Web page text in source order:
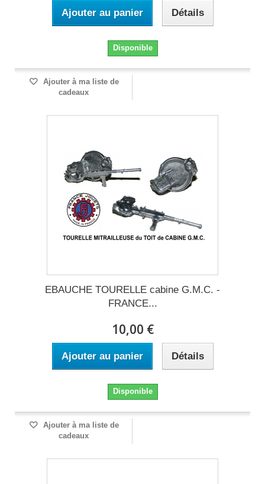
Ajouter au panier Détails
Disponible
Ajouter à ma liste de
cadeaux
EBAUCHE TOURELLE cabine G.M.C. -
FRANCE...
10,00 €
Ajouter au panier Détails
Disponible
Ajouter à ma liste de
cadeaux